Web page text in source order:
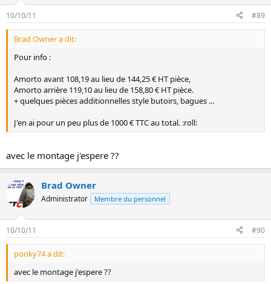
10/10/11 #89
Brad Owner a dit:
Pour info :
Amorto avant 108,19 au lieu de 144,25 € HT pièce,
Amorto arrière 119,10 au lieu de 158,80 € HT pièce.
+ quelques pièces additionnelles style butoirs, bagues ...
J'en ai pour un peu plus de 1000 € TTC au total. :roll:
avec le montage j'espere ??
Brad Owner
Administrator Membre du personnel
10/10/11 #90
pooky74 a dit:
avec le montage j'espere ??